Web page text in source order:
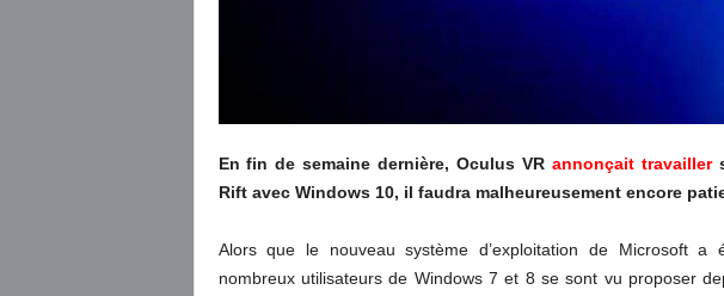
En fin de semaine dernière, Oculus VR annonçait travailler
Rift avec Windows 10, il faudra malheureusement encore
Alors que le nouveau système d’exploitation de Microsoft
nombreux utilisateurs de Windows 7 et 8 se sont vu proposer